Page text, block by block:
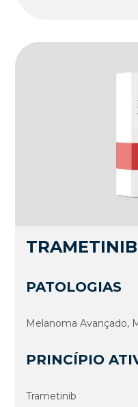
TRAMETINIB
PATOLOGIAS
Melanoma Avançado,
PRINCÍPIO
Trametinib